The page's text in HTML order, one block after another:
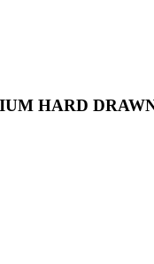
HARD